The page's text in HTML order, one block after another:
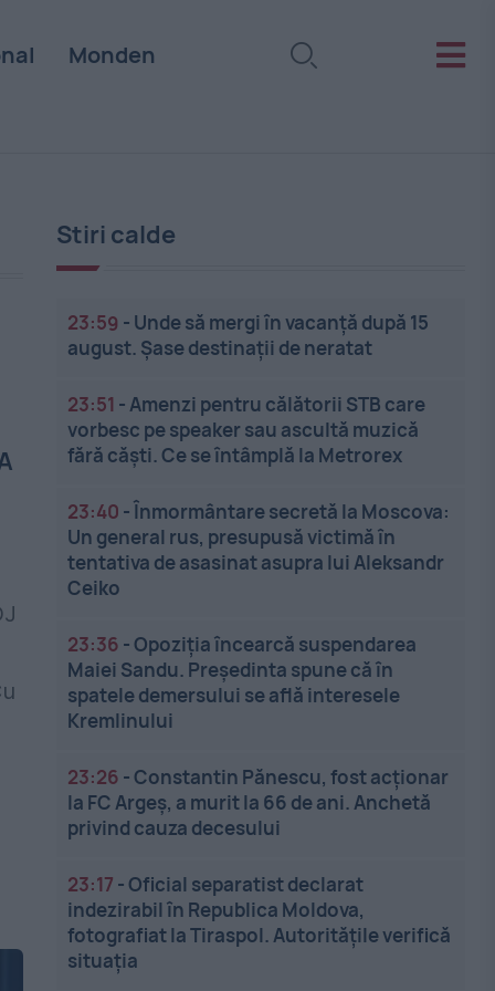
Monden
Stiri calde
23:59 - Unde să mergi în vacanță după 15
august. Șase destinații de neratat
23:51 -Amenzi pentru călătorii STB care
vorbesc pe speaker sau ascultă muzică
fără căști. Ce se întâmplă la Metrorex
23:40 -Înmormântare secretă la Moscova:
Un general rus, presupusă victimă în
tentativa de asasinat asupra lui Aleksandr
Ceiko
23:36 -Opoziția încearcă suspendarea
Maiei Sandu. Președinta spune că în
spatele demersului se află interesele
Kremlinului
23:26 -Constantin Pănescu, fost acționar
la FC Argeș, a murit la 66 de ani. Anchetă
privind cauza decesului
23:17 -Oficial separatist declarat
indezirabil în Republica Moldova,
fotografiat la Tiraspol. Autoritățile verifică
situația